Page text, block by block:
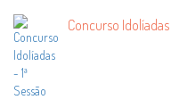
Concurso Idolíadas